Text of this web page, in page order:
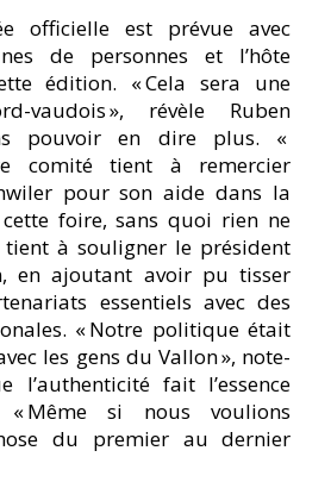
officielle est prévue avec
de personnes et l’hôte
édition. « Cela sera une
vaudois », révèle Ruben
pouvoir en dire plus. «
comité tient à remercier
pour son aide dans la
foire, sans quoi rien ne
tient à souligner le président
en ajoutant avoir pu tisser
essentiels avec des
« Notre politique était
les gens du Vallon », note-
fait l’essence
« Même si nous voulions
du premier au dernier